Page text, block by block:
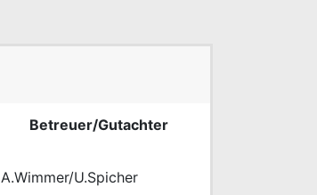
Betreuer/Gutachter
A.Wimmer/U.Spicher